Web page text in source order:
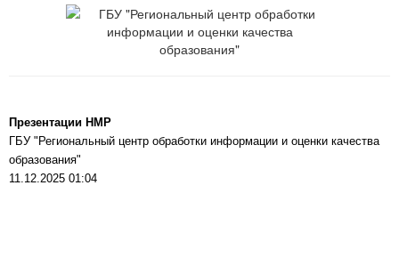
Презентации НМР
ГБУ "Региональный центр обработки информации и оценки качества
образования"
11.12.2025 01:04